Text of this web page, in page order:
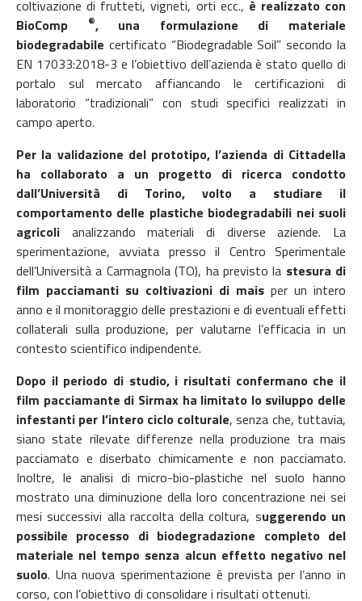
coltivazione di frutteti, vigneti, orti ecc., è realizzato con
BioComp
®, una formulazione di materiale
biodegradabile certificato “Biodegradable Soil” secondo la
EN 17033:2018-3 e l’obiettivo dell’azienda è stato quello di
portalo sul mercato affiancando le certificazioni di
laboratorio “tradizionali” con studi specifici realizzati in
campo aperto.
Per la validazione del prototipo, l’azienda di Cittadella
ha collaborato a un progetto di ricerca condotto
dall’Università di Torino, volto a studiare il
comportamento delle plastiche biodegradabili nei suoli
agricoli analizzando materiali di diverse aziende. La
sperimentazione, avviata presso il Centro Sperimentale
dell’Università a Carmagnola (TO), ha previsto la stesura di
film pacciamanti su coltivazioni di mais per un intero
anno e il monitoraggio delle prestazioni e di eventuali effetti
collaterali sulla produzione, per valutarne l’efficacia in un
contesto scientifico indipendente.
Dopo il periodo di studio, i risultati confermano che il
film pacciamante di Sirmax ha limitato lo sviluppo delle
infestanti per l’intero ciclo colturale, senza che, tuttavia,
siano state rilevate differenze nella produzione tra mais
pacciamato e diserbato chimicamente e non pacciamato.
Inoltre, le analisi di micro-bio-plastiche nel suolo hanno
mostrato una diminuzione della loro concentrazione nei sei
mesi successivi alla raccolta della coltura, suggerendo un
possibile processo di biodegradazione completo del
materiale nel tempo senza alcun effetto negativo nel
suolo. Una nuova sperimentazione è prevista per l’anno in
corso, con l’obiettivo di consolidare i risultati ottenuti.